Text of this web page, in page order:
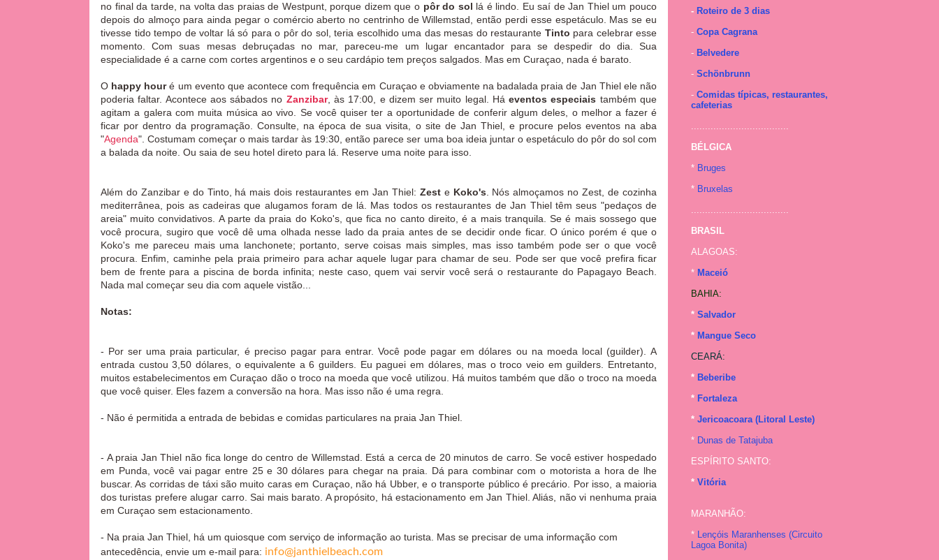
no final da tarde, na volta das praias de Westpunt, porque dizem que o pôr do sol lá é lindo. Eu saí de Jan Thiel um pouco
depois do almoço para ainda pegar o comércio aberto no centrinho de Willemstad, então perdi esse espetáculo. Mas se eu
tivesse tido tempo de voltar lá só para o pôr do sol, teria escolhido uma das mesas do restaurante Tinto para celebrar esse
momento. Com suas mesas debruçadas no mar, pareceu-me um lugar encantador para se despedir do dia. Sua
especialidade é a carne com cortes argentinos e o seu cardápio tem preços salgados. Mas em Curaçao, nada é barato.
O happy houré um evento que acontece com frequência em Curaçao e obviamente na badalada praia de Jan Thiel ele não
poderia faltar. Acontece aos sábados no Zanzibar, às 17:00, e dizem ser muito legal. Háeventos especiais também que
agitam a galera com muita música ao vivo. Se você quiser ter a oportunidade de conferir algum deles, o melhor a fazer é
ficar por dentro da programação. Consulte, na época de sua visita, o site de Jan Thiel, e procure pelos eventos na aba
"Agenda". Costumam começar o mais tardar às 19:30, então parece ser uma boa ideia juntar o espetáculo do pôr do sol com
a balada da noite. Ou saia de seu hotel direto para lá. Reserve uma noite para isso.
Além do Zanzibar e do Tinto, há mais dois restaurantes em Jan Thiel: Zeste Koko's . Nós almoçamos no Zest, de cozinha
mediterrânea, pois as cadeiras que alugamos foram de lá. Mas todos os restaurantes de Jan Thiel têm seus "pedaços de
areia" muito convidativos. A parte da praia do Koko's, que fica no canto direito, é a mais tranquila. Se é mais sossego que
você procura, sugiro que você dê uma olhada nesse lado da praia antes de se decidir onde ficar. O único porém é que o
Koko's me pareceu mais uma lanchonete; portanto, serve coisas mais simples, mas isso também pode ser o que você
procura. Enfim, caminhe pela praia primeiro para achar aquele lugar para chamar de seu. Pode ser que você prefira ficar
bem de frente para a piscina de borda infinita; neste caso, quem vai servir você será o restaurante do Papagayo Beach.
Nada mal começar seu dia com aquele vistão...
Notas:
- Por ser uma praia particular, é preciso pagar para entrar. Você pode pagar em dólares ou na moeda local (guilder). A
entrada custou 3,50 dólares, o equivalente a 6 guilders. Eu paguei em dólares, mas o troco veio em guilders. Entretanto,
muitos estabelecimentos em Curaçao dão o troco na moeda que você utilizou. Há muitos também que dão o troco na moeda
que você quiser. Eles fazem a conversão na hora. Mas isso não é uma regra.
- Não é permitida a entrada de bebidas e comidas particulares na praia Jan Thiel.
- A praia Jan Thiel não fica longe do centro de Willemstad. Está a cerca de 20 minutos de carro. Se você estiver hospedado
em Punda, você vai pagar entre 25 e 30 dólares para chegar na praia. Dá para combinar com o motorista a hora de lhe
buscar. As corridas de táxi são muito caras em Curaçao, não há Ubber, e o transporte público é precário. Por isso, a maioria
dos turistas prefere alugar carro. Sai mais barato. A propósito, há estacionamento em Jan Thiel. Aliás, não vi nenhuma praia
em Curaçao sem estacionamento.
- Na praia Jan Thiel, há um quiosque com serviço de informação ao turista. Mas se precisar de uma informação com
antecedência, envie um e-mail para: info@janthielbeach.com
- Roteiro de 3 dias
- Copa Cagrana
- Belvedere
- Schönbrunn
- Comidas típicas, restaurantes,
cafeterias
...................................
BÉLGICA
* Bruges
* Bruxelas
...................................
BRASIL
ALAGOAS:
* Maceió
BAHIA:
* Salvador
* Mangue Seco
CEARÁ:
* Beberibe
* Fortaleza
* Jericoacoara (Litoral Leste)
* Dunas de Tatajuba
ESPÍRITO SANTO:
* Vitória
MARANHÃO:
* Lençóis Maranhenses (Circuito
Lagoa Bonita)